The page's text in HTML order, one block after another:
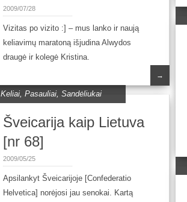
2009/07/28
Vizitas po vizito :] – mus lanko ir naują
keliavimų maratoną išjudina Alwydos
draugė ir kolegė Kristina.
→
Keliai,Pasauliai,Sandėliukai
Šveicarija kaip Lietuva
[nr 68]
2009/05/25
Apsilankyt Šveicarijoje [Confederatio
Helvetica] norėjosi jau senokai. Kartą